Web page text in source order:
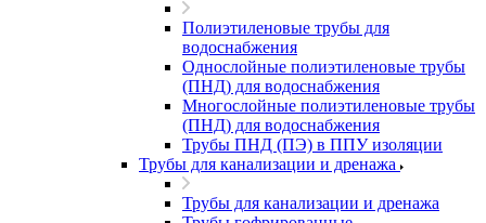
Полиэтиленовые трубы для
водоснабжения
Однослойные полиэтиленовые трубы
(ПНД) для водоснабжения
Многослойные полиэтиленовые трубы
(ПНД) для водоснабжения
Трубы ПНД (ПЭ) в ППУ изоляции
Трубы для канализации и дренажа
Трубы для канализации и дренажа